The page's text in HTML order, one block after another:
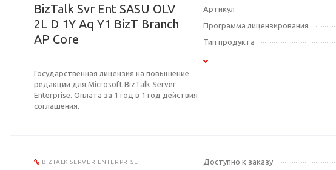
BizTalk Svr Ent SASU OLV
2L D 1Y Aq Y1 BizT Branch
AP Core
Государственная лицензия на повышение
редакции для Microsoft BizTalk Server
Enterprise. Оплата за 1 год в 1 год действия
соглашения.
Артикул
Программа лицензирования
Тип продукта
BIZTALK SERVER ENTERPRISE
Доступно к заказу